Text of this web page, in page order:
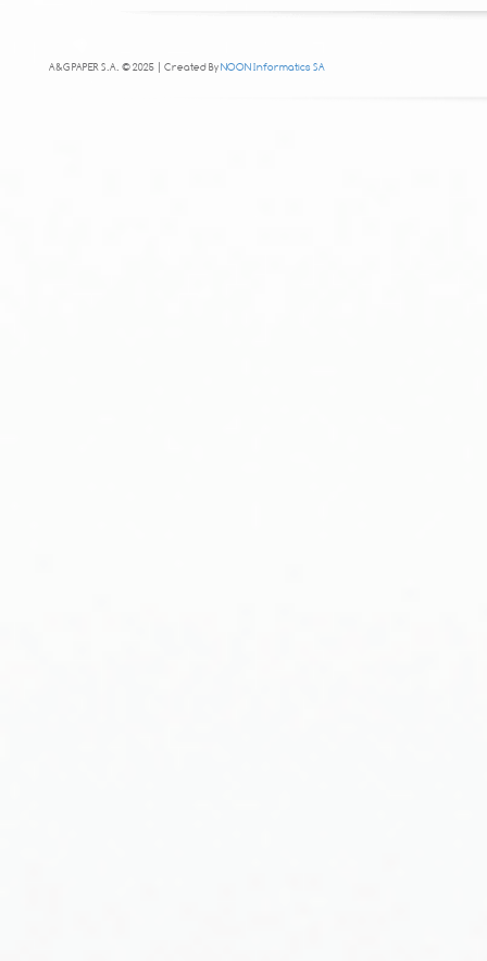
A&G PAPER S.A. © 2025 | Created ByNOON Informatics SA